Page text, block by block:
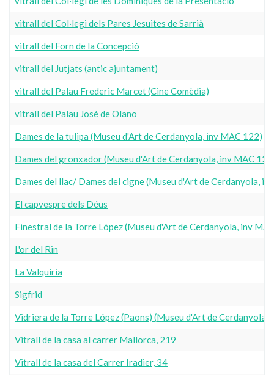
vitrall del Col·legi dels Pares Jesuites de Sarrià
vitrall del Forn de la Concepció
vitrall del Jutjats (antic ajuntament)
vitrall del Palau Frederic Marcet (Cine Comèdia)
vitrall del Palau José de Olano
Dames de la tulipa (Museu d'Art de Cerdanyola, inv MAC 122)
Dames del gronxador (Museu d'Art de Cerdanyola, inv MAC
Dames del llac/ Dames del cigne (Museu d'Art de Cerdanyola,
El capvespre dels Déus
Finestral de la Torre López (Museu d'Art de Cerdanyola, inv
L'or del Rin
La Valquíria
Sigfrid
Vidriera de la Torre López (Paons) (Museu d'Art de Cerdanyola,
Vitrall de la casa al carrer Mallorca, 219
Vitrall de la casa del Carrer Iradier, 34